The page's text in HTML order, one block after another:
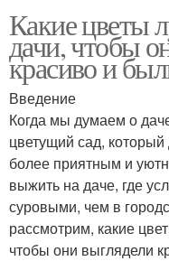
Какие цветы
дачи, чтобы
красиво и
Введение
Когда мы думаем о
цветущий сад,
более приятным и
выжить на даче, где
суровыми, чем в
рассмотрим, какие
чтобы они выглядели